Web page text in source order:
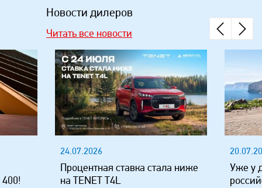
Новости дилеров
Читать все новости
24.07.2026
Процентная ставка стала ниже
на TENET T4L
Уже у